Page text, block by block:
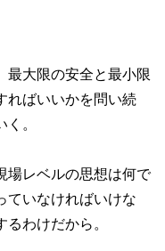
最大限の安全と最小限
ればいいかを問い続
。
場レベルの思想は何で
ていなければいけな
わけだから。